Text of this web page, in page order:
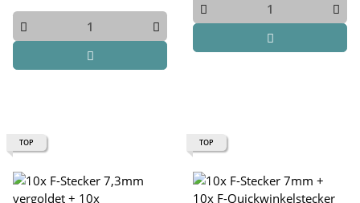
TOP TOP